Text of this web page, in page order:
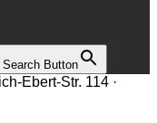
Search Button
Ebert-Str. 114 ·